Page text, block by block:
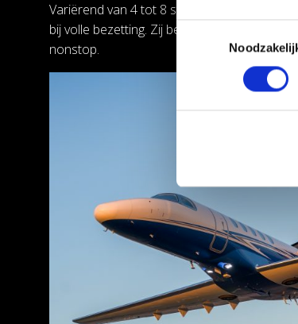
Toestemmingsselectie
Variërend van 4 tot 8 stoelen aan boord,
bij volle bezetting. Zij bereiken daarbij alle
nonstop.